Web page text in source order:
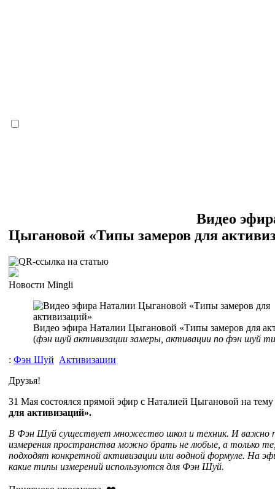
Видео
Цыгановой «Типы замеров для
Новости Mingli
Видео эфира Наталии Цыгановой «Типы замеров для
(фэн шуй активизации замеры, активации по фэн шуй
: Фэн Шуй Активизации
Друзья!
31 Мая состоялся прямой эфир с Наталией Цыгановой на тему
для активизаций».
В Фэн Шуй существует множество школ и техник. И важно
измерения пространства можно брать не любые, а только
подходят конкретной активизации или водной формуле. На
какие типы измерений используются для Фэн Шуй.